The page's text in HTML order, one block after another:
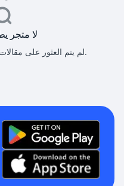
لا متجر
لم يتم العثور على مقالات مطابقة للبحث الذي تم تحديده.